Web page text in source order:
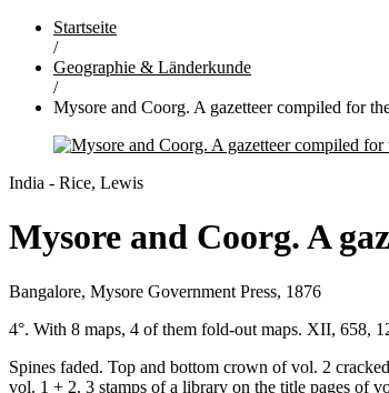
Startseite
/
Geographie & Länderkunde
/
Mysore and Coorg. A gazetteer compiled for
India - Rice, Lewis
Mysore and Coorg. A
Bangalore, Mysore Government Press, 1876
4°. With 8 maps, 4 of them fold-out maps. XII, 658,
Spines faded. Top and bottom crown of vol. 2
vol. 1 + 2. 3 stamps of a library on the title pages of